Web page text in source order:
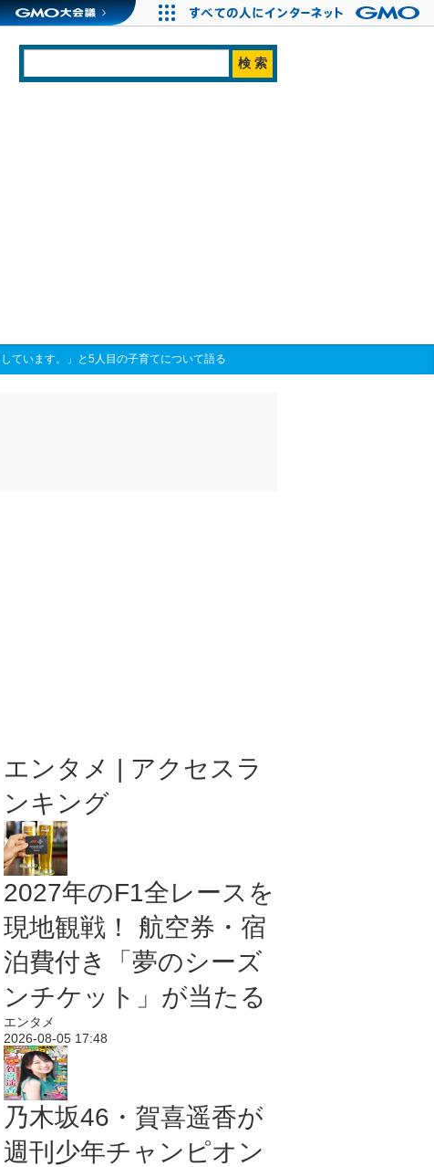
ています。」と5人目の子育てについて語る
エンタメ | アクセスラ
ンキング
2027年のF1全レースを
現地観戦！ 航空券・宿
泊費付き「夢のシーズ
ンチケット」が当たる
エンタメ
2026-08-05 17:48
乃木坂46・賀喜遥香が
週刊少年チャンピオン